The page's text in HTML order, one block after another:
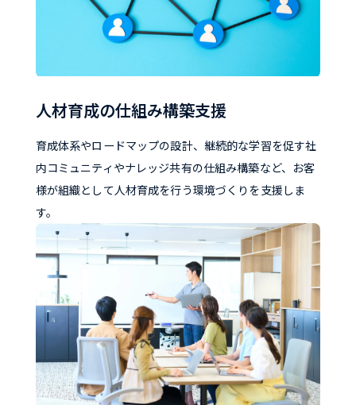
人材育成の仕組み構築支援
育成体系やロードマップの設計、継続的な学習を促す社
内コミュニティやナレッジ共有の仕組み構築など、お客
様が組織として人材育成を行う環境づくりを支援しま
す。